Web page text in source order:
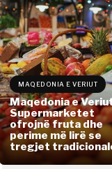
MAQEDONIA E VERIUT
Maqedonia e
Supermarketet
ofrojnë fruta dhe
perime më lirë se
tregjet